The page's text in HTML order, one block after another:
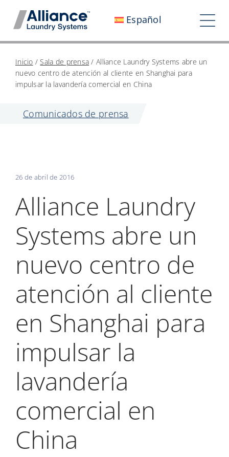
Español
Trabaja con nosotros
Contáctanos
My Alliance
Inicio /Sala de prensa /Alliance Laundry Systems abre un
nuevo centro de atención al cliente en Shanghai para
impulsar la lavandería comercial en China
Comunicados de prensa
26 de abril de 2016
Alliance Laundry
Systems abre un
nuevo centro de
atención al cliente
en Shanghai para
impulsar la
lavandería
comercial en
China